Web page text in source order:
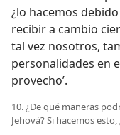
¿lo hacemos
recibir a cambio
tal vez nosotros,
personalidades en
provecho’.
10. ¿De qué maneras
Jehová? Si hacemos